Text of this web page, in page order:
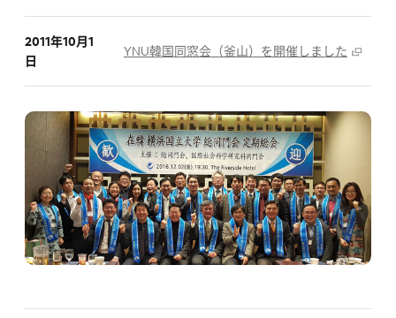
2011年10月1
日
YNU韓国同窓会（釜山）を開催しました